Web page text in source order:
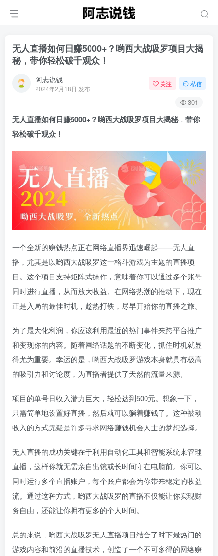
无人直播如何日赚5000+？哟西大战吸罗项目大揭
秘，带你轻松破千观众！
阿志说钱
2024年2月18日 发布
关注 私信
301
无人直播如何日赚5000+？哟西大战吸罗项目大揭秘，带你
轻松破千观众！
一个全新的赚钱热点正在网络直播界迅速崛起——无人直
播，尤其是以哟西大战吸罗这一格斗游戏为主题的直播项
目。这个项目支持矩阵式操作，意味着你可以通过多个账号
同时进行直播，从而放大收益。在网络热潮的推动下，现在
正是入局的最佳时机，趁热打铁，尽早开始你的直播之旅。
为了最大化利润，你应该利用最近的热门事件来跨平台推广
和变现你的内容。随着网络话题的不断变化，抓住时机就显
得尤为重要。幸运的是，哟西大战吸罗游戏本身就具有极高
的吸引力和讨论度，为直播者提供了天然的流量来源。
项目的单号日收入潜力巨大，轻松达到500元。想象一下，
只需简单地设置好直播，然后就可以躺着赚钱了。这种被动
收入的方式无疑是许多寻求网络赚钱机会人士的梦想选择。
无人直播的成功关键在于利用自动化工具和智能系统来管理
直播，这样你就无需亲自出镜或长时间守在电脑前。你可以
同时运行多个直播账户，每个账户都会为你带来稳定的收益
流。通过这种方式，哟西大战吸罗的直播不仅能让你实现财
务自由，还能让你拥有更多的个人时间。
总的来说，哟西大战吸罗无人直播项目结合了时下最热门的
游戏内容和前沿的直播技术，创造了一个不可多得的网络赚